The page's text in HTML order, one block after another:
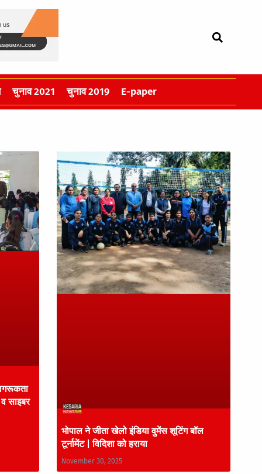
चुनाव 2021 चुनाव 2019 E-paper
साइबर
भोपाल ने जीता खेलो इंडिया वुमेंस शूटिंग बॉल
टूर्नामेंट | विदिशा को हराया
November 30, 2025